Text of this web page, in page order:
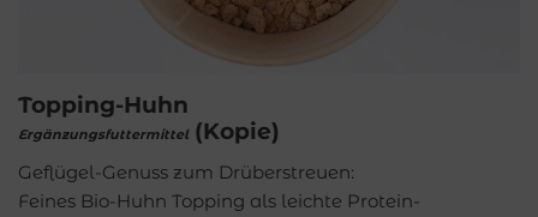
Topping-Huhn
Ergänzungsfuttermittel(Kopie)
Geflügel-Genuss zum Drüberstreuen:
Feines Bio-Huhn Topping als leichte Protein-